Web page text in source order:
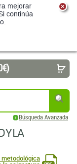
mejorar
continúa
Búsqueda Avanzada
€)
Y LA
metodológica